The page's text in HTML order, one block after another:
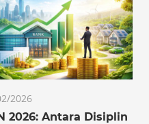
2026
2026: Antara Disiplin